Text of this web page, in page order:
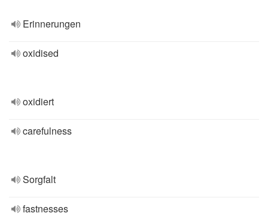
Erinnerungen
oxidised
oxidiert
carefulness
Sorgfalt
fastnesses